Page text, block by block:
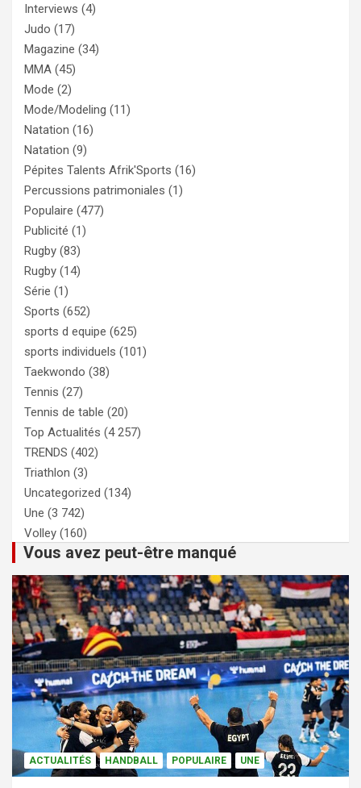
Interviews (4)
Judo (17)
Magazine (34)
MMA (45)
Mode (2)
Mode/Modeling (11)
Natation (16)
Natation (9)
Pépites Talents Afrik'Sports (16)
Percussions patrimoniales (1)
Populaire (477)
Publicité (1)
Rugby (83)
Rugby (14)
Série (1)
Sports (652)
sports d equipe (625)
sports individuels (101)
Taekwondo (38)
Tennis (27)
Tennis de table (20)
Top Actualités (4 257)
TRENDS (402)
Triathlon (3)
Uncategorized (134)
Une (3 742)
Volley (160)
Vous avez peut-être manqué
ACTUALITÉS HANDBALL POPULAIRE UNE